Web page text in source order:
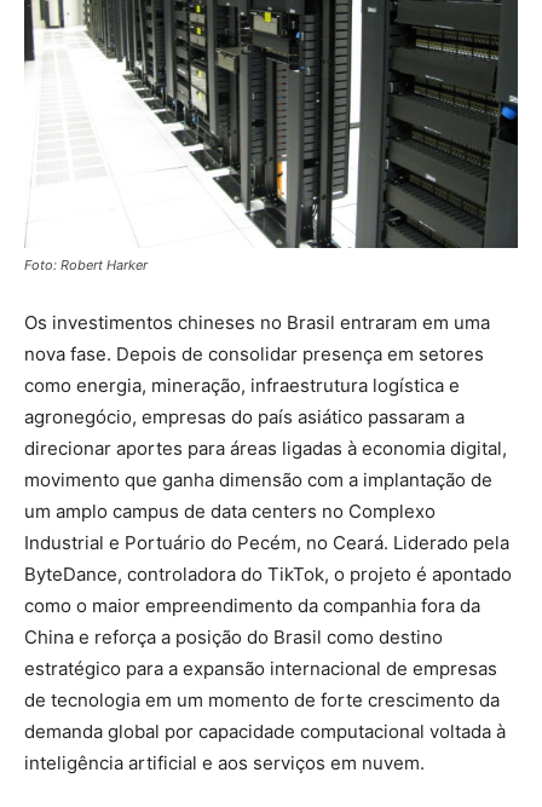
Foto: Robert Harker
Os investimentos chineses no Brasil entraram em uma
nova fase. Depois de consolidar presença em setores
como energia, mineração, infraestrutura logística e
agronegócio, empresas do país asiático passaram a
direcionar aportes para áreas ligadas à economia digital,
movimento que ganha dimensão com a implantação de
um amplo campus de data centers no Complexo
Industrial e Portuário do Pecém, no Ceará. Liderado pela
ByteDance, controladora do TikTok, o projeto é apontado
como o maior empreendimento da companhia fora da
China e reforça a posição do Brasil como destino
estratégico para a expansão internacional de empresas
de tecnologia em um momento de forte crescimento da
demanda global por capacidade computacional voltada à
inteligência artificial e aos serviços em nuvem.